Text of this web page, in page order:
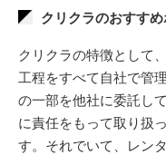
クリクラのおすす
クリクラの特徴として
工程をすべて自社で管
の一部を他社に委託し
に責任をもって取り扱
す。それでいて、レン